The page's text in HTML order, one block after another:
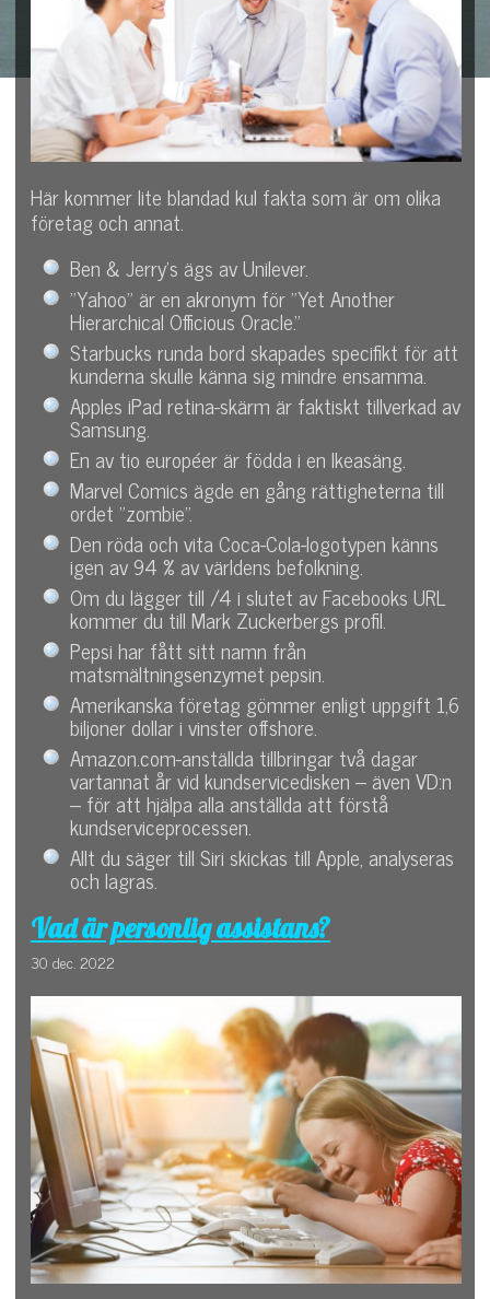
Här kommer lite blandad kul fakta som är om olika
företag och annat.
Ben & Jerry's ägs av Unilever.
"Yahoo" är en akronym för "Yet Another
Hierarchical Officious Oracle."
Starbucks runda bord skapades specifikt för att
kunderna skulle känna sig mindre ensamma.
Apples iPad retina-skärm är faktiskt tillverkad av
Samsung.
En av tio européer är födda i en Ikeasäng.
Marvel Comics ägde en gång rättigheterna till
ordet "zombie".
Den röda och vita Coca-Cola-logotypen känns
igen av 94 % av världens befolkning.
Om du lägger till /4 i slutet av Facebooks URL
kommer du till Mark Zuckerbergs profil.
Pepsi har fått sitt namn från
matsmältningsenzymet pepsin.
Amerikanska företag gömmer enligt uppgift 1,6
biljoner dollar i vinster offshore.
Amazon.com-anställda tillbringar två dagar
vartannat år vid kundservicedisken – även VD:n
– för att hjälpa alla anställda att förstå
kundserviceprocessen.
Allt du säger till Siri skickas till Apple, analyseras
och lagras.
Vad är personlig assistans?
30 dec. 2022